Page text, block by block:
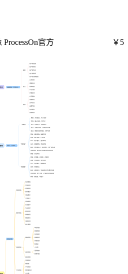
ProcessOn官方
￥5